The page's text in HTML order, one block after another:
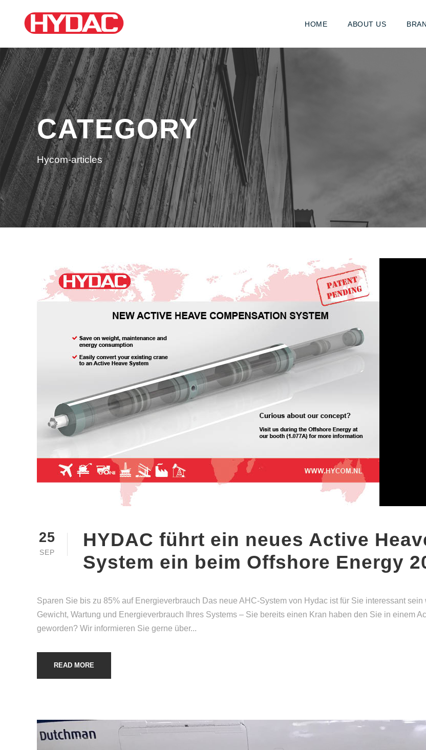
HOME ABOUT US
CATEGORY
Hycom-articles
25
SEP
HYDAC führt ein neues Active
System ein beim Offshore Energy
Sparen Sie bis zu 85% auf Energieverbrauch Das neue AHC-System von Hydac ist für Sie interessant
Gewicht, Wartung und Energieverbrauch Ihres Systems – Sie bereits einen Kran haben den Sie in einem
geworden? Wir informieren Sie gerne über...
READ MORE